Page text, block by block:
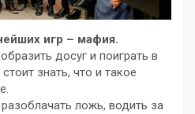
игр – мафия.
досуг и поиграть в
знать, что и такое
ложь, водить за